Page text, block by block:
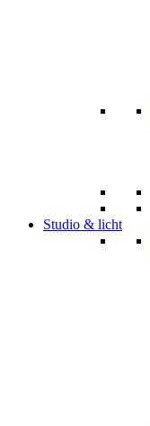
Studio & licht